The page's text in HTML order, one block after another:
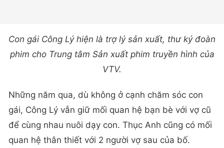
Con gái Công Lý hiện là trợ lý sản xuất, thư ký đoàn
phim cho Trung tâm Sản xuất phim truyền hình của
VTV.
Những năm qua, dù không ở cạnh chăm sóc con
gái, Công Lý vẫn giữ mối quan hệ bạn bè với vợ cũ
để cùng nhau nuôi dạy con. Thục Anh cũng có mối
quan hệ thân thiết với 2 người vợ sau của bố.